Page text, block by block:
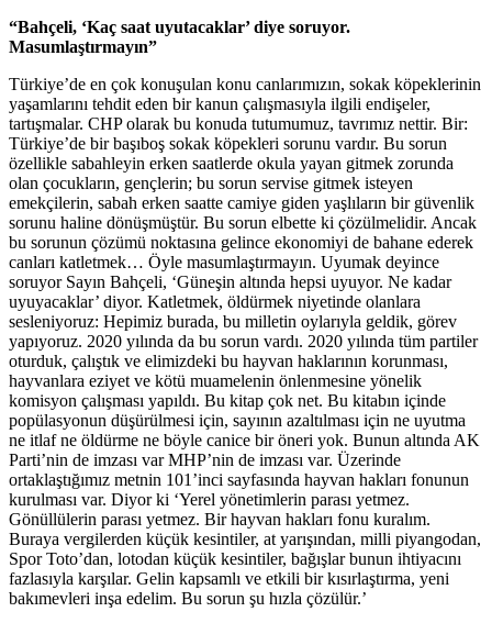
“Bahçeli, ‘Kaç saat uyutacaklar’ diye soruyor.
Masumlaştırmayın”
Türkiye’de en çok konuşulan konu canlarımızın, sokak köpeklerinin
yaşamlarını tehdit eden bir kanun çalışmasıyla ilgili endişeler,
tartışmalar. CHP olarak bu konuda tutumumuz, tavrımız nettir. Bir:
Türkiye’de bir başıboş sokak köpekleri sorunu vardır. Bu sorun
özellikle sabahleyin erken saatlerde okula yayan gitmek zorunda
olan çocukların, gençlerin; bu sorun servise gitmek isteyen
emekçilerin, sabah erken saatte camiye giden yaşlıların bir güvenlik
sorunu haline dönüşmüştür. Bu sorun elbette ki çözülmelidir. Ancak
bu sorunun çözümü noktasına gelince ekonomiyi de bahane ederek
canları katletmek… Öyle masumlaştırmayın. Uyumak deyince
soruyor Sayın Bahçeli, ‘Güneşin altında hepsi uyuyor. Ne kadar
uyuyacaklar’ diyor. Katletmek, öldürmek niyetinde olanlara
sesleniyoruz: Hepimiz burada, bu milletin oylarıyla geldik, görev
yapıyoruz. 2020 yılında da bu sorun vardı. 2020 yılında tüm partiler
oturduk, çalıştık ve elimizdeki bu hayvan haklarının korunması,
hayvanlara eziyet ve kötü muamelenin önlenmesine yönelik
komisyon çalışması yapıldı. Bu kitap çok net. Bu kitabın içinde
popülasyonun düşürülmesi için, sayının azaltılması için ne uyutma
ne itlaf ne öldürme ne böyle canice bir öneri yok. Bunun altında AK
Parti’nin de imzası var MHP’nin de imzası var. Üzerinde
ortaklaştığımız metnin 101’inci sayfasında hayvan hakları fonunun
kurulması var. Diyor ki ‘Yerel yönetimlerin parası yetmez.
Gönüllülerin parası yetmez. Bir hayvan hakları fonu kuralım.
Buraya vergilerden küçük kesintiler, at yarışından, milli piyangodan,
Spor Toto’dan, lotodan küçük kesintiler, bağışlar bunun ihtiyacını
fazlasıyla karşılar. Gelin kapsamlı ve etkili bir kısırlaştırma, yeni
bakımevleri inşa edelim. Bu sorun şu hızla çözülür.’